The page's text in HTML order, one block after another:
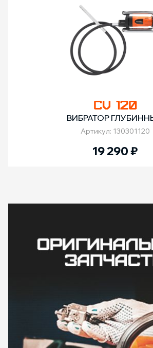
CV 120
ВИБРАТОР
Артикул: 130301120
19 290₽